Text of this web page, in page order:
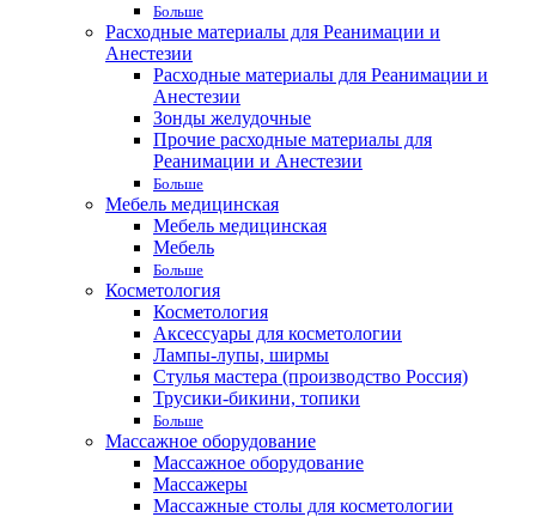
Больше
Расходные материалы для Реанимации и
Анестезии
Расходные материалы для Реанимации и
Анестезии
Зонды желудочные
Прочие расходные материалы для
Реанимации и Анестезии
Больше
Мебель медицинская
Мебель медицинская
Мебель
Больше
Косметология
Косметология
Аксессуары для косметологии
Лампы-лупы, ширмы
Стулья мастера (производство Россия)
Трусики-бикини, топики
Больше
Массажное оборудование
Массажное оборудование
Массажеры
Массажные столы для косметологии